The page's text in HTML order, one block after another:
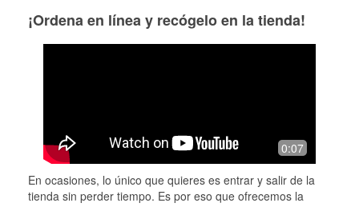
¡Ordena en línea y recógelo en la tienda!
0:07
En ocasiones, lo único que quieres es entrar y salir de la
tienda sin perder tiempo. Es por eso que ofrecemos la